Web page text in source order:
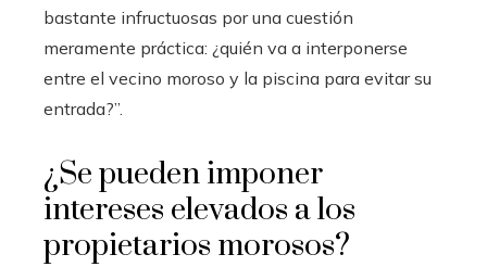
bastante infructuosas por una cuestión
meramente práctica: ¿quién va a interponerse
entre el vecino moroso y la piscina para evitar su
entrada?”.
¿Se pueden imponer
intereses elevados a los
propietarios morosos?